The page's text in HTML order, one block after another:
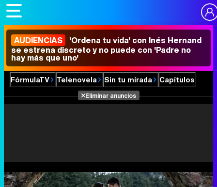
AUDIENCIAS 'Ordena tu vida' con Inés Hernand
se estrena discreto y no puede con 'Padre no
hay más que uno'
FórmulaTV Telenovela Sin tu mirada Capítulos
Eliminar anuncios